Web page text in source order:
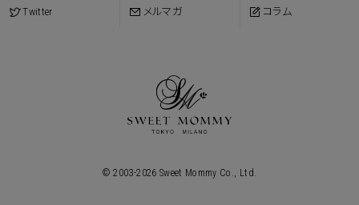
Twitter メルマガ コラム
© 2003-2026 Sweet Mommy Co., Ltd.